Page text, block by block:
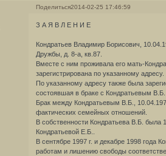
Поделиться2014-02-25 17:46:59
З А Я В Л Е Н И Е
Кондратьев Владимир Борисович,
Дружбы, д. 8-а, кв.87.
Вместе с ним проживала его мать-
зарегистрирована по указанному адресу.
По указанному адресу также была
состоявшая в браке с Кондратьевым
Брак между Кондратьевым В.Б.,
фактических семейных отношений.
В собственности Кондратьева В.Б. была
Кондратьевой Е.Б..
В сентябре 1997 г. и декабре 1998 года
работам и лишению свободы